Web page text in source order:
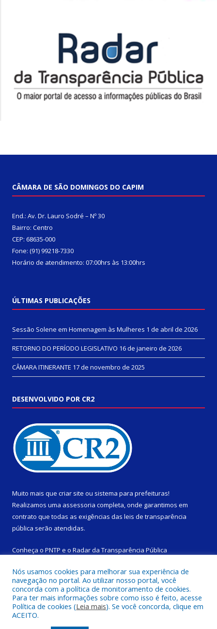
CÂMARA DE SÃO DOMINGOS DO CAPIM
End.: Av. Dr. Lauro Sodré – Nº 30
Bairro: Centro
CEP: 68635-000
Fone: (91) 99218-7330
Horário de atendimento: 07:00hrs às 13:00hrs
ÚLTIMAS PUBLICAÇÕES
Sessão Solene em Homenagem às Mulheres 1 de abril de 2026
RETORNO DO PERÍODO LEGISLATIVO 16 de janeiro de 2026
CÂMARA ITINERANTE 17 de novembro de 2025
DESENVOLVIDO POR CR2
Muito mais que criar site ou sistema para prefeituras!
Realizamos uma assessoria completa, onde garantimos em
contrato que todas as exigências das leis de transparência
pública serão atendidas.
Conheça o PNTP e o Radar da Transparência Pública
Todos os direitos reservados a Câmara Municipal de São
Domingos do Capim.
Nós usamos cookies para melhorar sua experiência de
navegação no portal. Ao utilizar nosso portal, você
concorda com a política de monitoramento de cookies.
Para ter mais informações sobre como isso é feito, acesse
Política de cookies (Leia mais). Se você concorda, clique em
ACEITO.